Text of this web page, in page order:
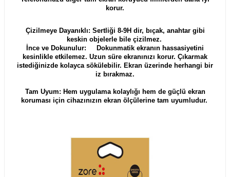
korur.
Çizilmeye Dayanıklı: Sertliği 8-9H dir, bıçak, anahtar gibi
keskin objelerle bile çizilmez.
İnce ve Dokunulur: Dokunmatik ekranın hassasiyetini
kesinlikle etkilemez. Uzun süre ekranınızı korur. Çıkarmak
istediğinizde kolayca sökülebilir. Ekran üzerinde herhangi bir
iz bırakmaz.
Tam Uyum: Hem uygulama kolaylığı hem de güçlü ekran
koruması için cihazınızın ekran ölçülerine tam uyumludur.